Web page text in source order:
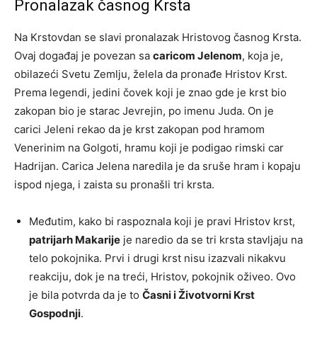
Pronalazak časnog Krsta
Na Krstovdan se slavi pronalazak Hristovog časnog Krsta.
Ovaj događaj je povezan sa caricom Jelenom, koja je,
obilazeći Svetu Zemlju, želela da pronađe Hristov Krst.
Prema legendi, jedini čovek koji je znao gde je krst bio
zakopan bio je starac Jevrejin, po imenu Juda. On je
carici Jeleni rekao da je krst zakopan pod hramom
Venerinim na Golgoti, hramu koji je podigao rimski car
Hadrijan. Carica Jelena naredila je da sruše hram i kopaju
ispod njega, i zaista su pronašli tri krsta.
Međutim, kako bi raspoznala koji je pravi Hristov krst,
patrijarh Makarije je naredio da se tri krsta stavljaju na
telo pokojnika. Prvi i drugi krst nisu izazvali nikakvu
reakciju, dok je na treći, Hristov, pokojnik oživeo. Ovo
je bila potvrda da je to Časni i Životvorni Krst
Gospodnji.